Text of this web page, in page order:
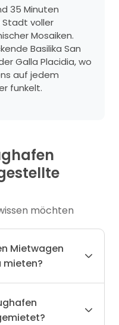
35 Minuten
Stadt voller
Mosaiken.
Basilika San
Galla Placidia, wo
auf jedem
funkelt.
möchten
Mietwagen
mieten?